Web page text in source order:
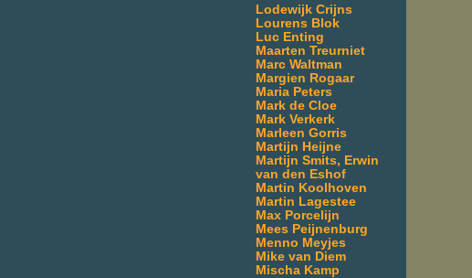
Lodewijk Crijns
Lourens Blok
Luc Enting
Maarten Treurniet
Marc Waltman
Margien Rogaar
Maria Peters
Mark de Cloe
Mark Verkerk
Marleen Gorris
Martijn Heijne
Martijn Smits, Erwin
van den Eshof
Martin Koolhoven
Martin Lagestee
Max Porcelijn
Mees Peijnenburg
Menno Meyjes
Mike van Diem
Mischa Kamp